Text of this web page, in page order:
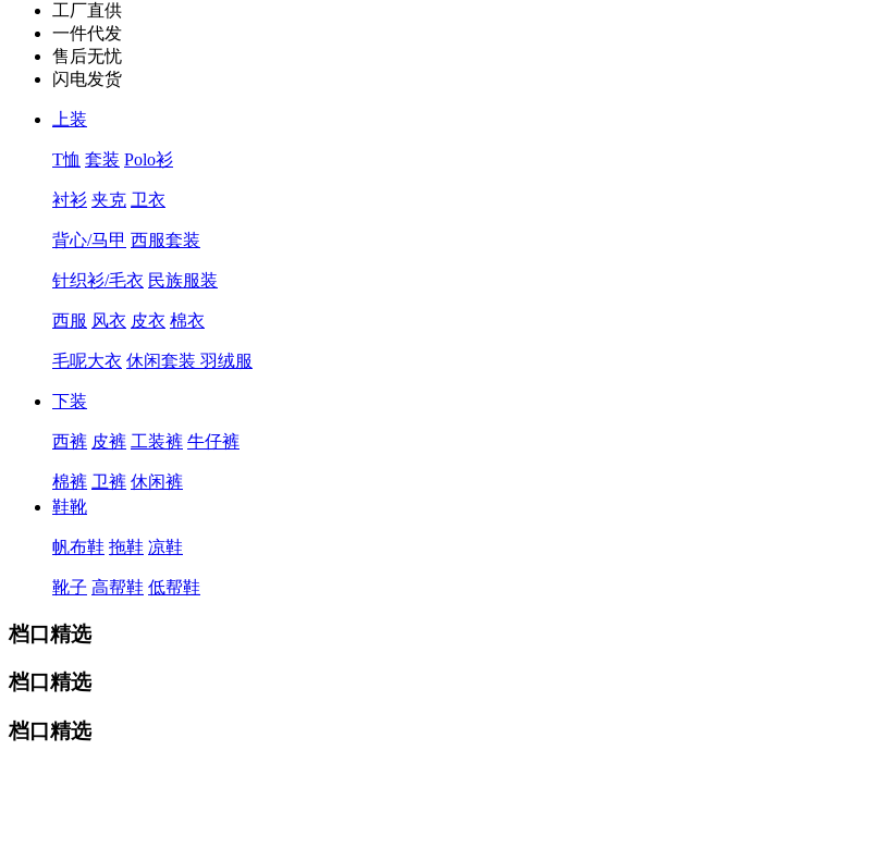
工厂直供
一件代发
售后无忧
闪电发货
上装
T恤 套装 Polo衫
衬衫 夹克 卫衣
背心/马甲 西服套装
针织衫/毛衣 民族服装
西服 风衣 皮衣 棉衣
毛呢大衣 休闲套装 羽绒服
下装
西裤 皮裤 工装裤 牛仔裤
棉裤 卫裤 休闲裤
鞋靴
帆布鞋 拖鞋 凉鞋
靴子 高帮鞋 低帮鞋
档口精选
档口精选
档口精选